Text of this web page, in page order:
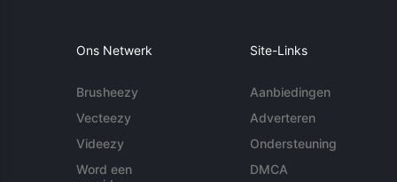
Ons Netwerk
Brusheezy
Vecteezy
Videezy
Word een
Site-Links
Aanbiedingen
Adverteren
Ondersteuning
DMCA